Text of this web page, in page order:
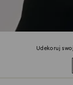
Udekoruj